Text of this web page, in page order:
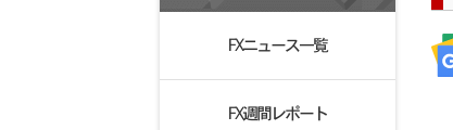
FXニュース一覧
FX週間レポート